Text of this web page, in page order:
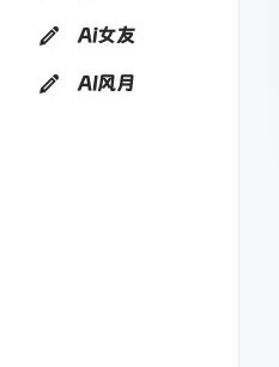
Ai女友
AI风月